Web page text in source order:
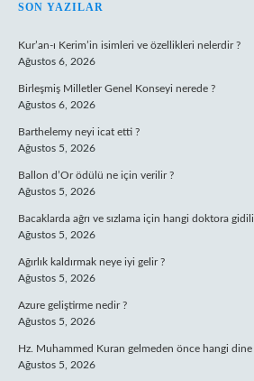
SIDEBAR
SON YAZILAR
Kur’an-ı Kerim’in isimleri ve özellikleri nelerdir ?
Ağustos 6, 2026
Birleşmiş Milletler Genel Konseyi nerede ?
Ağustos 6, 2026
Barthelemy neyi icat etti ?
Ağustos 5, 2026
Ballon d’Or ödülü ne için verilir ?
Ağustos 5, 2026
Bacaklarda ağrı ve sızlama için hangi doktora
Ağustos 5, 2026
Ağırlık kaldırmak neye iyi gelir ?
Ağustos 5, 2026
Azure geliştirme nedir ?
Ağustos 5, 2026
Hz. Muhammed Kuran gelmeden önce hangi dine
Ağustos 5, 2026